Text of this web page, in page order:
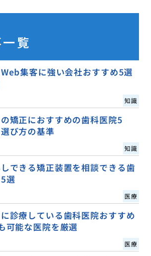
覧
集客に強い会社おすすめ5選
知識
矯正におすすめの歯科医院5
び方の基準
知識
できる矯正装置を相談できる歯
選
医療
診療している歯科医院おすすめ
可能な医院を厳選
医療